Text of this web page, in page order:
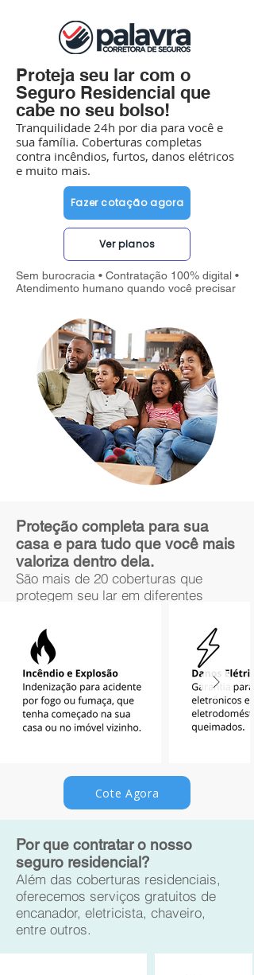
Proteja seu lar com o
Seguro Residencial que
cabe no seu bolso!
Tranquilidade 24h por dia para você e
sua família. Coberturas completas
contra incêndios, furtos, danos elétricos
e muito mais.
Fazer cotação agora
Ver planos
Sem burocracia • Contratação 100% digital •
Atendimento humano quando você precisar
Proteção completa para sua
casa e para tudo que você mais
valoriza dentro dela.
São mais de 20 coberturas que
protegem seu lar em diferentes
Cote Agora
Por que contratar o nosso
seguro residencial?
Além das coberturas residenciais,
oferecemos serviços gratuitos de
encanador, eletricista, chaveiro,
entre outros.